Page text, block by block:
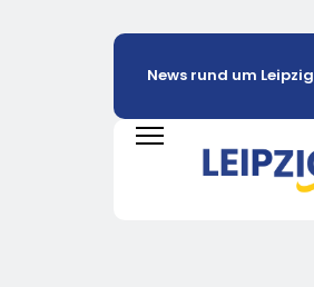
News rund um Leipzig